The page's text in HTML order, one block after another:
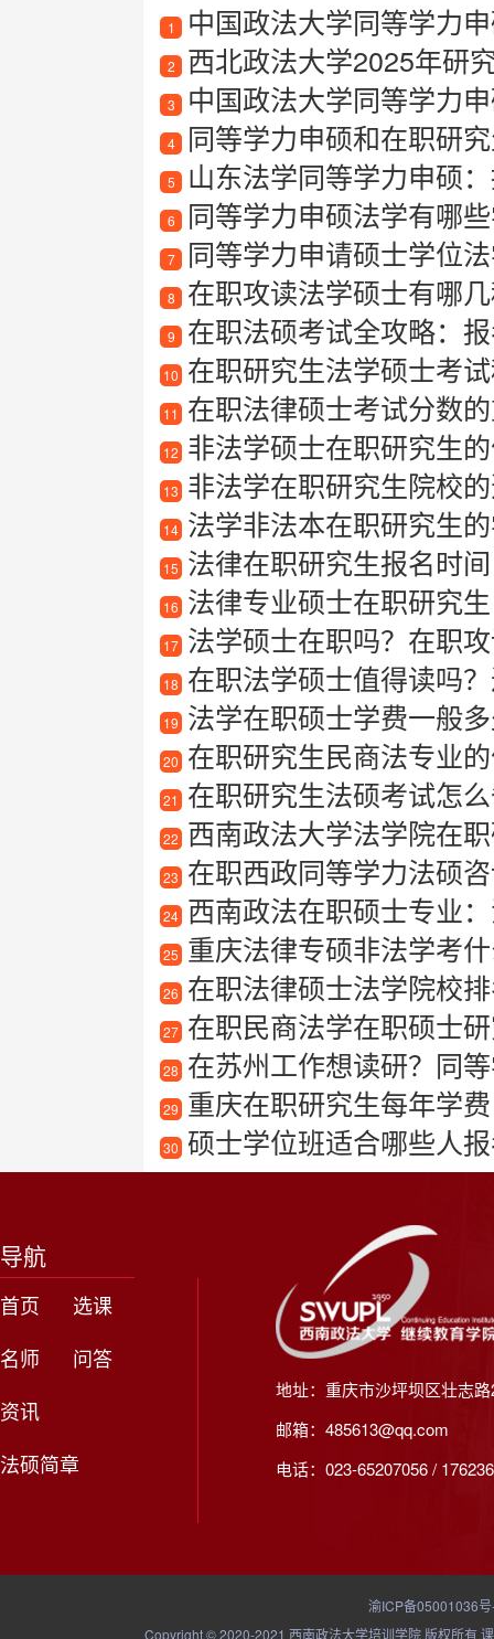
1 中国政法大学同等学力
2 西北政法大学2025年研
3 中国政法大学同等学力
4 同等学力申硕和在职研
5 山东法学同等学力申硕
6 同等学力申硕法学有哪
7 同等学力申请硕士学位
8 在职攻读法学硕士有哪
9 在职法硕考试全攻略：
10 在职研究生法学硕士考
11 在职法律硕士考试分数
12 非法学硕士在职研究生
13 非法学在职研究生院校
14 法学非法本在职研究生
15 法律在职研究生报名时间
16 法律专业硕士在职研究生
17 法学硕士在职吗？在职
18 在职法学硕士值得读吗
19 法学在职硕士学费一般
20 在职研究生民商法专业
21 在职研究生法硕考试怎么
22 西南政法大学法学院在
23 在职西政同等学力法硕
24 西南政法在职硕士专业
25 重庆法律专硕非法学考
26 在职法律硕士法学院校
27 在职民商法学在职硕士
28 在苏州工作想读研？同
29 重庆在职研究生每年学费
30 硕士学位班适合哪些人
导航
首页
选课
名师
问答
资讯
法硕简章
地址：重庆市沙坪坝区壮志
邮箱：485613@qq.com
电话：023-65207056 /
渝ICP备05001036
Copyright © 2020-2021 西南政法大学培训学院 版权所有